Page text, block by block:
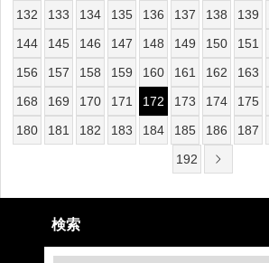
132
133 134 135 136 137 138 139
144
145 146 147 148 149 150 151
156
157 158 159 160 161 162 163
168
169 170 171 172 173 174 175
180
181 182 183 184 185 186 187
192
検索